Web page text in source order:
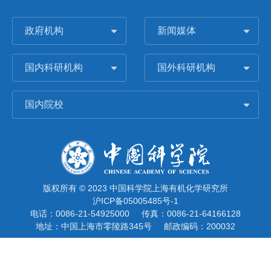
政府机构 新闻媒体
国内科研机构 国外科研机构
国内院校
版权所有 © 2023 中国科学院上海有机化学研究所
沪ICP备05005485号-1
电话：0086-21-54925000
传真：0086-21-64166128
地址：中国上海市零陵路345号
邮政编码：200032